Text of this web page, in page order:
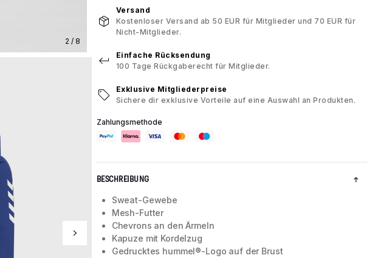
2 / 8
Versand
Kostenloser Versand ab 50 EUR für Mitglieder und 70 EUR für
Nicht-Mitglieder.
Einfache Rücksendung
100 Tage Rückgaberecht für Mitglieder.
Exklusive Mitgliederpreise
Sichere dir exklusive Vorteile auf eine Auswahl an Produkten.
Zahlungsmethode
BESCHREIBUNG
Sweat-Gewebe
Mesh-Futter
Chevrons an den Ärmeln
Kapuze mit Kordelzug
Gedrucktes hummel®-Logo auf der Brust